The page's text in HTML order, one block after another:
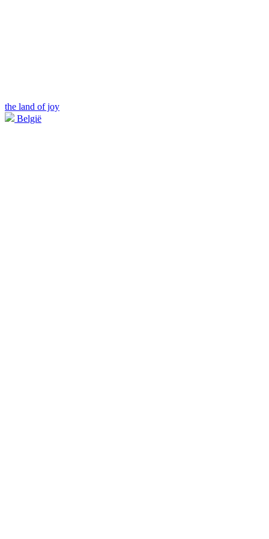
the land of joy
België